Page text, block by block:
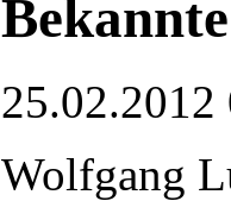
Bekannte
25.02.2012
Wolfgang